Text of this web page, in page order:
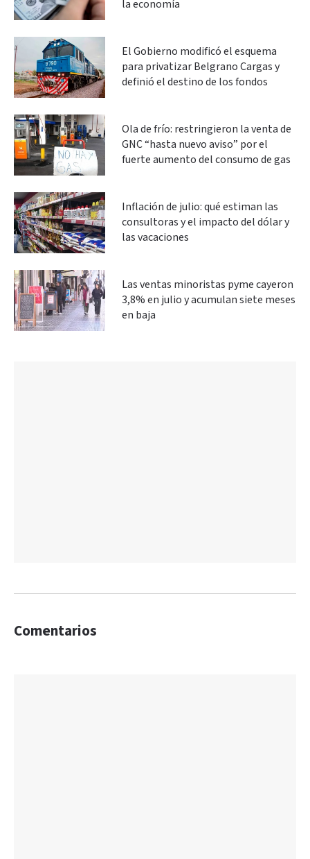
la economía
El Gobierno modificó el esquema
para privatizar Belgrano Cargas y
definió el destino de los fondos
Ola de frío: restringieron la venta de
GNC “hasta nuevo aviso” por el
fuerte aumento del consumo de gas
Inflación de julio: qué estiman las
consultoras y el impacto del dólar y
las vacaciones
Las ventas minoristas pyme cayeron
3,8% en julio y acumulan siete meses
en baja
Comentarios